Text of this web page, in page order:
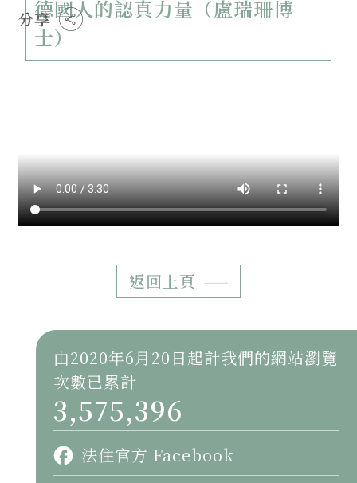
德國人的認真力量（盧瑞珊博
士）
分享
返回上頁
由2020年6月20日起計我們的網站瀏覽
次數已累計
3,575,396
法住官方 Facebook